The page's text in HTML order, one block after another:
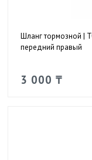
Шланг тормозной |
передний правый
3 000 ₸